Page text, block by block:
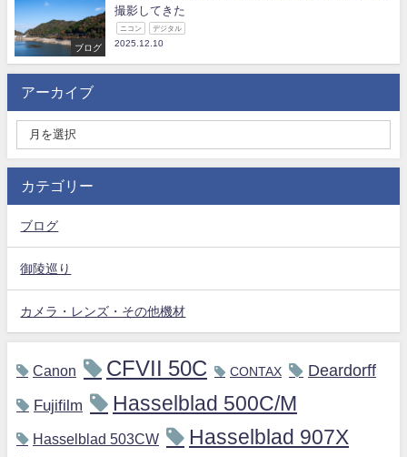
ブログ
撮影してきた
ニコン デジタル
2025.12.10
アーカイブ
カテゴリー
ブログ
御陵巡り
カメラ・レンズ・その他機材
Canon CFVII 50C CONTAX Deardorff
Fujifilm Hasselblad 500C/M
Hasselblad 503CW Hasselblad 907X